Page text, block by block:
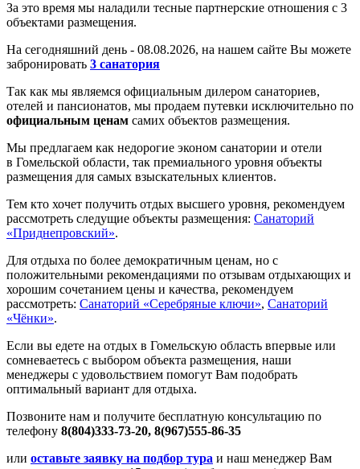
За это время мы наладили тесные партнерские отношения с 3
объектами размещения.
На сегодняшний день - 08.08.2026, на нашем сайте Вы можете
забронировать 3 санатория
Так как мы являемся официальным дилером санаториев,
отелей и пансионатов, мы продаем путевки исключительно по
официальным ценам самих объектов размещения.
Мы предлагаем как недорогие эконом санатории и отели
в Гомельской области, так премиального уровня объекты
размещения для самых взыскательных клиентов.
Тем кто хочет получить отдых высшего уровня, рекомендуем
рассмотреть следущие объекты размещения: Санаторий
«Приднепровский».
Для отдыха по более демократичным ценам, но с
положительными рекомендациями по отзывам отдыхающих и
хорошим сочетанием цены и качества, рекомендуем
рассмотреть: Санаторий «Серебряные ключи», Санаторий
«Чёнки».
Если вы едете на отдых в Гомельскую область впервые или
сомневаетесь с выбором объекта размещения, наши
менеджеры с удовольствием помогут Вам подобрать
оптимальный вариант для отдыха.
Позвоните нам и получите бесплатную консультацию по
телефону 8(804)333-73-20, 8(967)555-86-35
или оставьте заявку на подбор тура и наш менеджер Вам